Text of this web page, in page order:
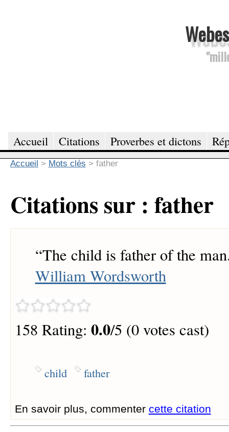
Accueil Citations Proverbes et dictons
Accueil > Mots clés > father
Citations sur : father
“The child is father of the
William Wordsworth
158 Rating: 0.0/5 (0 votes cast)
child father
En savoir plus, commenter cette citation